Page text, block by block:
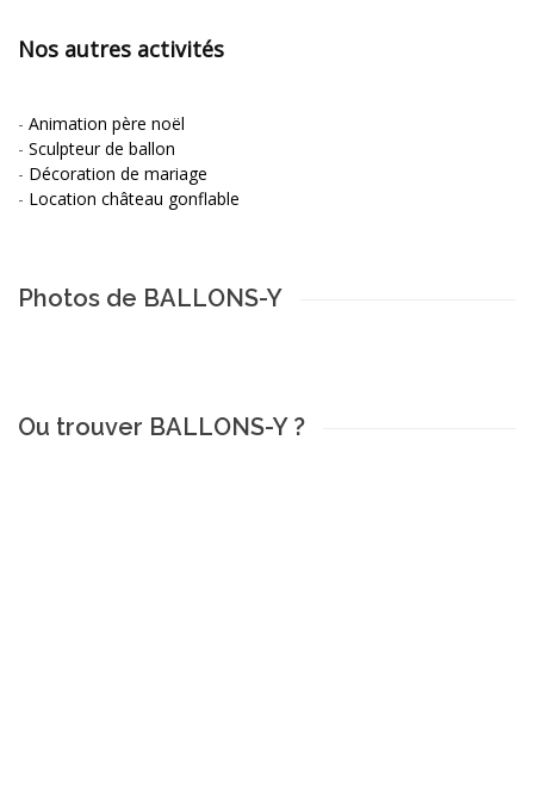
Nos autres activités
- Animation père noël
- Sculpteur de ballon
- Décoration de mariage
- Location château gonflable
Photos de BALLONS-Y
Ou trouver BALLONS-Y ?